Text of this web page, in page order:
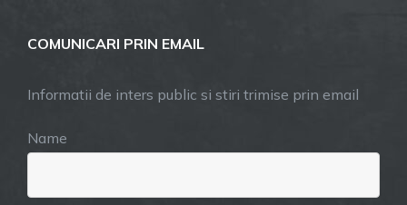
COMUNICARI PRIN EMAIL
Informatii de inters public si stiri trimise prin email
Name